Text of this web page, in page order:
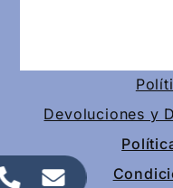
Devoluciones y